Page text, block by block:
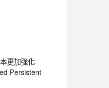
更加強化
Persistent